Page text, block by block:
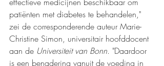
patiënten met diabetes te behandelen,"
zei de corresponderende auteur Marie-
Christine Simon, universitair hoofddocent
aan de Universiteit van Bonn. "Daardoor
is een benadering vanuit de voeding in